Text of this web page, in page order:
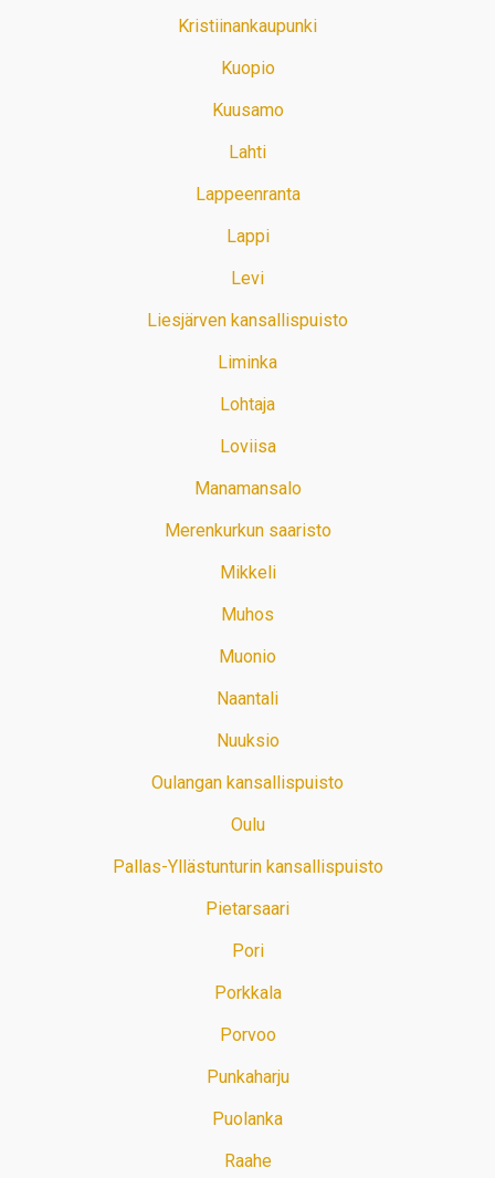
Kristiinankaupunki
Kuopio
Kuusamo
Lahti
Lappeenranta
Lappi
Levi
Liesjärven kansallispuisto
Liminka
Lohtaja
Loviisa
Manamansalo
Merenkurkun saaristo
Mikkeli
Muhos
Muonio
Naantali
Nuuksio
Oulangan kansallispuisto
Oulu
Pallas-Yllästunturin kansallispuisto
Pietarsaari
Pori
Porkkala
Porvoo
Punkaharju
Puolanka
Raahe